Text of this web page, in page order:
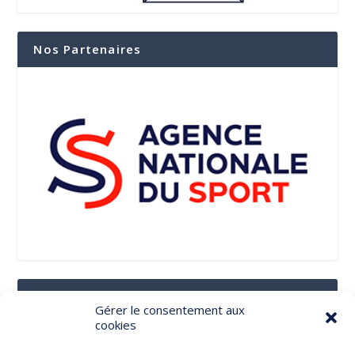
Gérer le consentement aux
cookies
Nos Partenaires